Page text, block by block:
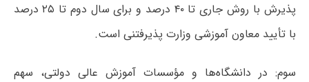
پذیرش با روش جاری تا ۴۰ درصد و برای سال دوم تا ۲۵ درصد
با تأیید معاون آموزشی وزارت پذیرفتنی است.
سوم: در دانشگاه‌ها و مؤسسات آموزش عالی دولتی، سهم